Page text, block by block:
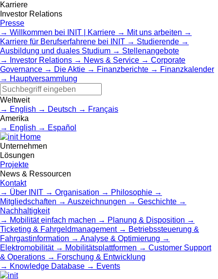
Karriere
Investor Relations
Presse
Willkommen bei INIT | Karriere
Mit uns arbeiten
Karriere für Berufserfahrene bei INIT
Studierende
Ausbildung und duales Studium
Stellenangebote
Investor Relations
News & Service
Corporate
Governance
Die Aktie Finanzberichte
Finanzkalender
Hauptversammlung
Weltweit
English
Deutsch
Français
Amerika
English
Español
Home
Unternehmen
Lösungen
Projekte
News & Ressourcen
Kontakt
Über INIT
Organisation
Philosophie
Mitgliedschaften
Auszeichnungen
Geschichte
Nachhaltigkeit
Mobilität einfach machen
Planung & Disposition
Ticketing & Fahrgeldmanagement
Betriebssteuerung &
Fahrgastinformation
Analyse & Optimierung
Elektromobilität
Mobilitätsplattformen
Customer Support
& Operations
Forschung & Entwicklung
Knowledge Database
Events